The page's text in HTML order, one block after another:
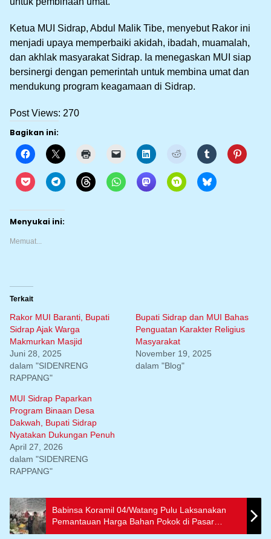
Ketua MUI Sidrap, Abdul Malik Tibe, menyebut Rakor ini
menjadi upaya memperbaiki akidah, ibadah, muamalah,
dan akhlak masyarakat Sidrap. Ia menegaskan MUI siap
bersinergi dengan pemerintah untuk membina umat dan
mendukung program keagamaan di Sidrap.
Post Views: 270
Bagikan ini:
Menyukai ini:
Memuat...
Terkait
Rakor MUI Baranti, Bupati
Sidrap Ajak Warga
Makmurkan Masjid
Juni 28, 2025
dalam "SIDENRENG
RAPPANG"
Bupati Sidrap dan MUI Bahas
Penguatan Karakter Religius
Masyarakat
November 19, 2025
dalam "Blog"
MUI Sidrap Paparkan
Program Binaan Desa
Dakwah, Bupati Sidrap
Nyatakan Dukungan Penuh
April 27, 2026
dalam "SIDENRENG
RAPPANG"
Babinsa Koramil 04/Watang Pulu Laksanakan
Pemantauan Harga Bahan Pokok di Pasar
Lawawoi